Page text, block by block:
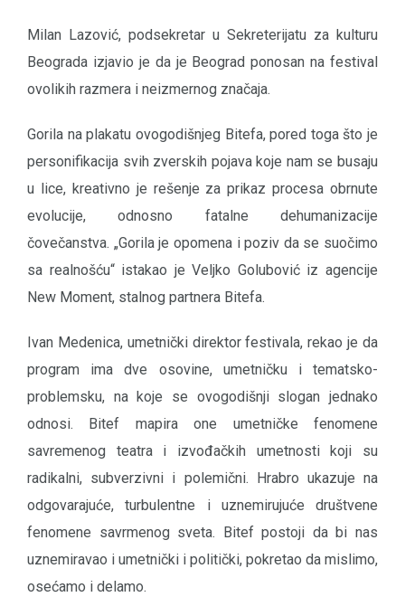
Milan Lazović, podsekretar u Sekreterijatu za kulturu
Beograda izjavio je da je Beograd ponosan na festival
ovolikih razmera i neizmernog značaja.
Gorila na plakatu ovogodišnjeg Bitefa, pored toga što je
personifikacija svih zverskih pojava koje nam se busaju
u lice, kreativno je rešenje za prikaz procesa obrnute
evolucije, odnosno fatalne dehumanizacije
čovečanstva. „Gorila je opomena i poziv da se suočimo
sa realnošću“ istakao je Veljko Golubović iz agencije
New Moment, stalnog partnera Bitefa.
Ivan Medenica, umetnički direktor festivala, rekao je da
program ima dve osovine, umetničku i tematsko-
problemsku, na koje se ovogodišnji slogan jednako
odnosi. Bitef mapira one umetničke fenomene
savremenog teatra i izvođačkih umetnosti koji su
radikalni, subverzivni i polemični. Hrabro ukazuje na
odgovarajuće, turbulentne i uznemirujuće društvene
fenomene savrmenog sveta. Bitef postoji da bi nas
uznemiravao i umetnički i politički, pokretao da mislimo,
osećamo i delamo.